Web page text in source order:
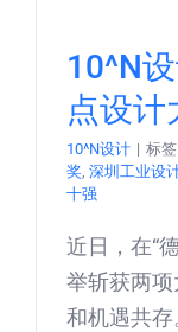
10^N
点设计
10^N设计 | 标签
奖, 深圳工业设
十强
近日，在“
举斩获两
和机遇共存